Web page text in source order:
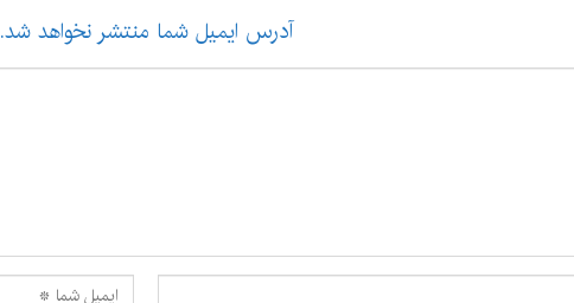
آدرس ایمیل شما منتشر نخواهد شد.